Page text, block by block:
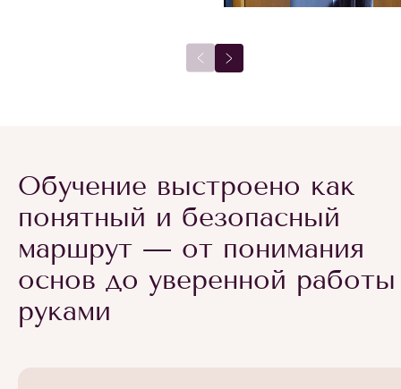
Обучение выстроено как
понятный и безопасный
маршрут — от понимания
основ до уверенной работы
руками